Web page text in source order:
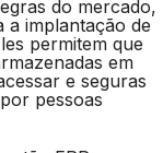
do mercado,
a implantação de
permitem que
em
e seguras
pessoas